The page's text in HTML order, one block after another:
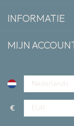
INFORMATIE
MIJN
€